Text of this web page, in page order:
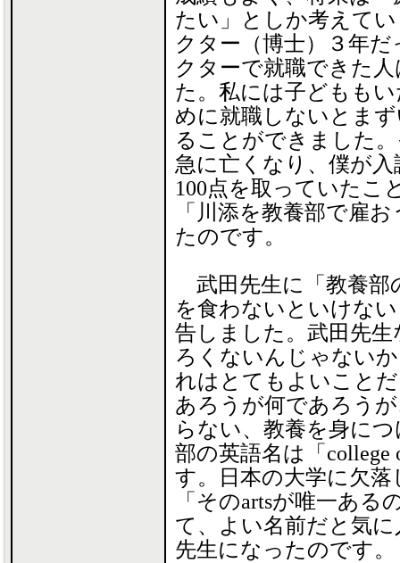
たい」としか考えて
クター（博士）３年
クターで就職できた
た。私には子どもも
めに就職しないとま
ることができました
急に亡くなり、僕が
100点を取っていたこ
「川添を教養部で雇
たのです。
武田先生に「教養部
を食わないといけな
告しました。武田先
ろくないんじゃない
れはとてもよいこと
あろうが何であろう
らない、教養を身に
部の英語名は「college
す。日本の大学に欠
「そのartsが唯一あ
て、よい名前だと気
先生になったのです。